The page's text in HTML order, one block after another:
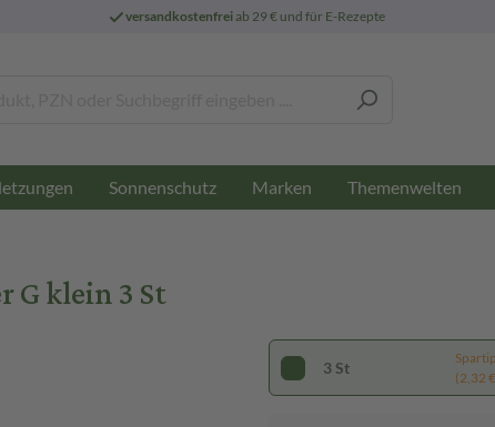
versandkostenfreiab 29 € und für E-Rezepte
Sonnenschutz Marken Themenwelten
G klein 3 St
3 St
(2,32